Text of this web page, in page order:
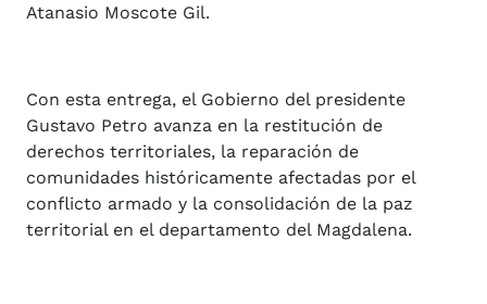
Atanasio Moscote Gil.
Con esta entrega, el Gobierno del presidente
Gustavo Petro avanza en la restitución de
derechos territoriales, la reparación de
comunidades históricamente afectadas por el
conflicto armado y la consolidación de la paz
territorial en el departamento del Magdalena.